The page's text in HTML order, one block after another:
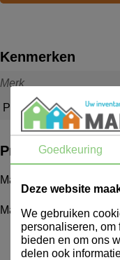
Kenmerken
Merk
Pyrex
Maatkan 0.5 ltr Glas
Maatkan/Maatbeker 0.5
Goedkeuring
Deze website
We gebruiken
personaliseren, om
bieden en om ons
delen ook